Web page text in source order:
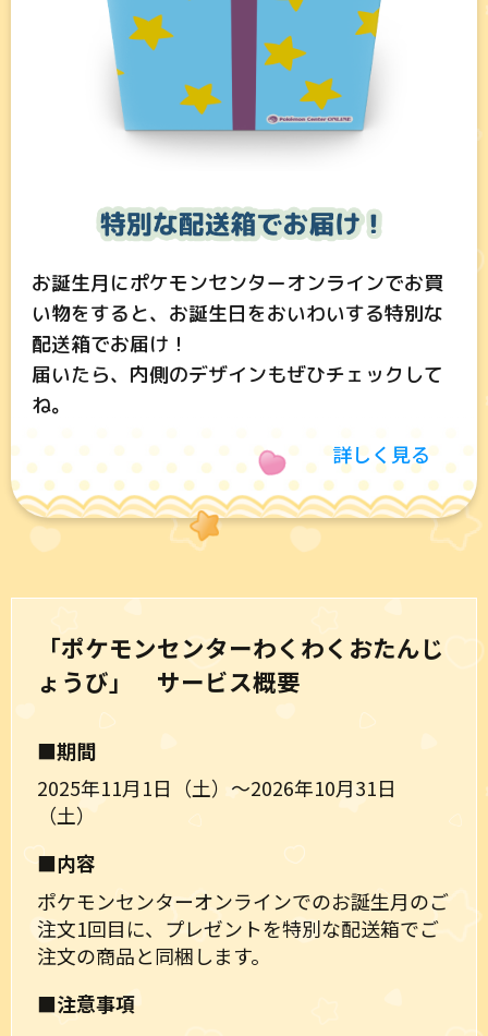
お誕生月にポケモンセンターオンラインでお買
い物をすると、お誕生日をおいわいする特別な
配送箱でお届け！
届いたら、内側のデザインもぜひチェックして
ね。
詳しく見る
「ポケモンセンターわくわくおたんじ
ょうび」 サービス概要
■期間
2025年11月1日（土）～2026年10月31日
（土）
■内容
ポケモンセンターオンラインでのお誕生月のご
注文1回目に、プレゼントを特別な配送箱でご
注文の商品と同梱します。
■注意事項